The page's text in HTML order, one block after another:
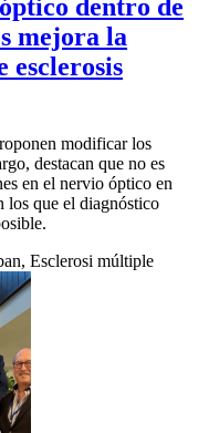
dentro de
mejora la
esclerosis
modificar los
destacan que no es
en el nervio óptico en
los que el diagnóstico
Esclerosi múltiple